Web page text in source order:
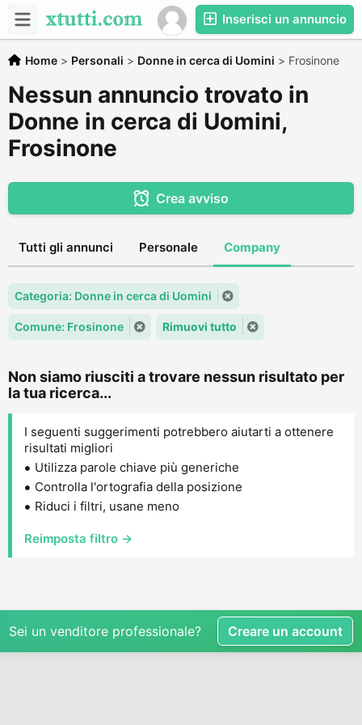
Inserisci un annuncio
Home > Personali > Donne in cerca di Uomini > Frosinone
Nessun annuncio trovato in
Donne in cerca di Uomini,
Frosinone
Crea avviso
Tutti gli annunci Personale Company
Categoria: Donne in cerca di Uomini
Comune: Frosinone Rimuovi tutto
Non siamo riusciti a trovare nessun risultato per
la tua ricerca...
I seguenti suggerimenti potrebbero aiutarti a ottenere
risultati migliori
Utilizza parole chiave più generiche
Controlla l'ortografia della posizione
Riduci i filtri, usane meno
Reimposta filtro →
Sei un venditore professionale? Creare un account